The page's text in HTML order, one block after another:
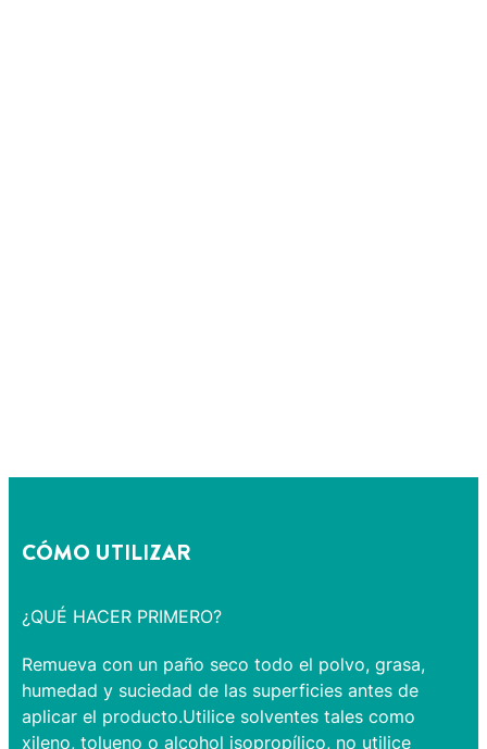
CÓMO UTILIZAR
¿QUÉ HACER PRIMERO?
Remueva con un paño seco todo el polvo, grasa,
humedad y suciedad de las superficies antes de
aplicar el producto.Utilice solventes tales como
xileno, tolueno o alcohol isopropílico, no utilice